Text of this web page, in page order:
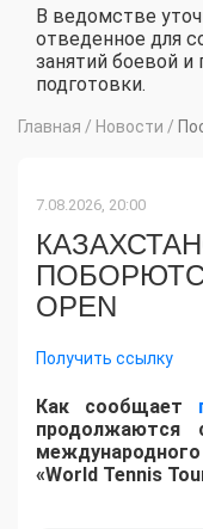
В ведомстве
отведенное для
занятий боевой и
подготовки.
Главная / Новости /
7.08.2026, 20:00
OPEN
Получить ссылку
Как сообщает
продолжаются
«World Tennis